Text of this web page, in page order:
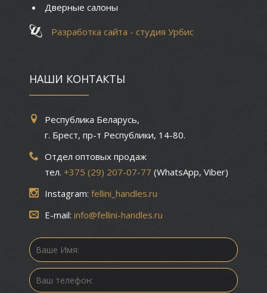
Дверные салоны
Разработка сайта - студия Урбис
НАШИ КОНТАКТЫ
Республика Беларусь,
г. Брест, пр-т Республики, 14-80.
Отдел оптовых продаж
тел. +375 (29) 207-07-77 (WhatsApp, Viber)
Instagram: fellini_handles.ru
E-mail: info@fellini-handles.ru